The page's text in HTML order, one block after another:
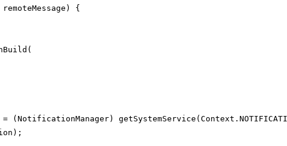
remoteMessage) {
(NotificationManager)